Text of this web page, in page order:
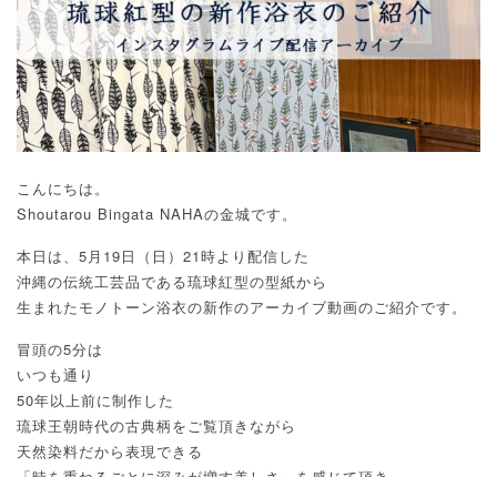
こんにちは。
Shoutarou Bingata NAHAの金城です。
本日は、5月19日（日）21時より配信した
沖縄の伝統工芸品である琉球紅型の型紙から
生まれたモノトーン浴衣の新作のアーカイブ動画のご紹介です。
冒頭の5分は
いつも通り
50年以上前に制作した
琉球王朝時代の古典柄をご覧頂きながら
天然染料だから表現できる